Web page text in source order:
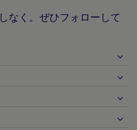
なく。ぜひフォローして